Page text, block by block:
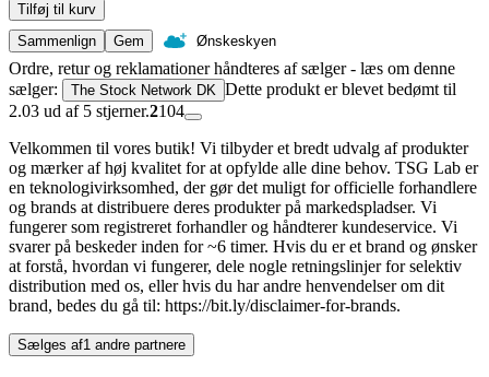
Tilføj til kurv
Sammenlign
Gem Ønskeskyen
Ordre, retur og reklamationer håndteres af sælger - læs om denne
sælger:
The Stock Network DK Dette produkt er blevet bedømt til
2.03 ud af 5 stjerner.2104
Velkommen til vores butik! Vi tilbyder et bredt udvalg af produkter
og mærker af høj kvalitet for at opfylde alle dine behov. TSG Lab er
en teknologivirksomhed, der gør det muligt for officielle forhandlere
og brands at distribuere deres produkter på markedspladser. Vi
fungerer som registreret forhandler og håndterer kundeservice. Vi
svarer på beskeder inden for ~6 timer. Hvis du er et brand og ønsker
at forstå, hvordan vi fungerer, dele nogle retningslinjer for selektiv
distribution med os, eller hvis du har andre henvendelser om dit
brand, bedes du gå til: https://bit.ly/disclaimer-for-brands.
Sælges af1 andre partnere